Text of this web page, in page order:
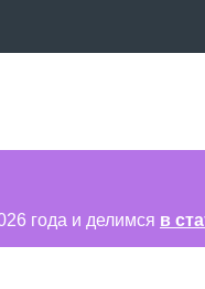
года и делимся в